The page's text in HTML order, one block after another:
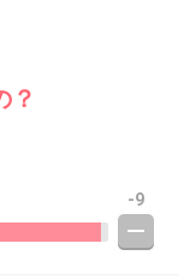
？
-9